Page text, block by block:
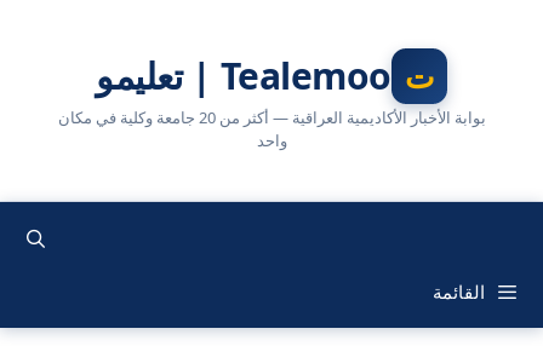
Tealemoo | تعليمو
بوابة الأخبار الأكاديمية العراقية — أكثر من 20 جامعة وكلية في مكان
واحد
القائمة